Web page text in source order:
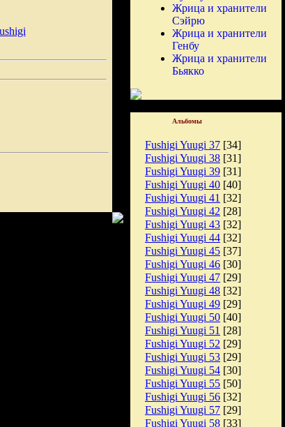
Жрица и хранители
Сэйрю
Жрица и хранители
Генбу
Жрица и хранители
Бьякко
Альбомы
Fushigi Yuugi 37 [34]
Fushigi Yuugi 38 [31]
Fushigi Yuugi 39 [31]
Fushigi Yuugi 40 [40]
Fushigi Yuugi 41 [32]
Fushigi Yuugi 42 [28]
Fushigi Yuugi 43 [32]
Fushigi Yuugi 44 [32]
Fushigi Yuugi 45 [37]
Fushigi Yuugi 46 [30]
Fushigi Yuugi 47 [29]
Fushigi Yuugi 48 [32]
Fushigi Yuugi 49 [29]
Fushigi Yuugi 50 [40]
Fushigi Yuugi 51 [28]
Fushigi Yuugi 52 [29]
Fushigi Yuugi 53 [29]
Fushigi Yuugi 54 [30]
Fushigi Yuugi 55 [50]
Fushigi Yuugi 56 [32]
Fushigi Yuugi 57 [29]
Fushigi Yuugi 58 [33]